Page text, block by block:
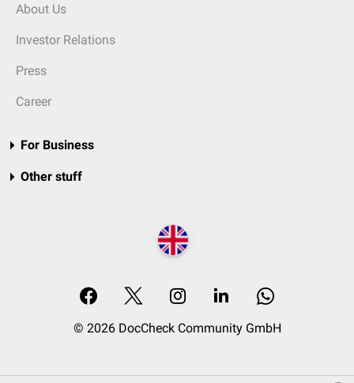
About Us
Investor Relations
Press
Career
For Business
Other stuff
© 2026 DocCheck Community GmbH